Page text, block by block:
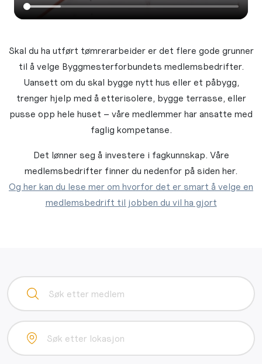
Skal du ha utført tømrerarbeider er det flere gode grunner
til å velge Byggmesterforbundets medlemsbedrifter.
Uansett om du skal bygge nytt hus eller et påbygg,
trenger hjelp med å etterisolere, bygge terrasse, eller
pusse opp hele huset – våre medlemmer har ansatte med
faglig kompetanse.
Det lønner seg å investere i fagkunnskap. Våre
medlemsbedrifter finner du nedenfor på siden her.
Og her kan du lese mer om hvorfor det er smart å velge en
medlemsbedrift til jobben du vil ha gjort